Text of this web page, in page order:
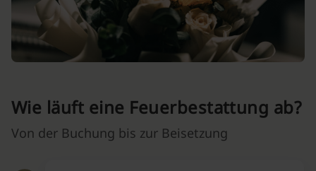
Wie läuft eine Feuerbestattung ab?
Von der Buchung bis zur Beisetzung